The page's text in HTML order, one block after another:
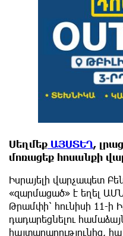
Սեղմեք ԱՅՍՏԵՂ,
մոռացեք հոսանքի
Իսրայելի վարչապետ
«զարմացած» է եղել
Թրամփի՝ հունիսի 11-
դադարեցնելու
հայտարարությունից,